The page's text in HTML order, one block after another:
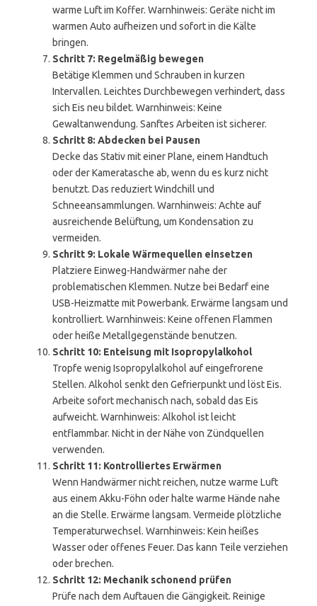
warme Luft im Koffer. Warnhinweis: Geräte nicht im
warmen Auto aufheizen und sofort in die Kälte
bringen.
Schritt 7: Regelmäßig bewegen
Betätige Klemmen und Schrauben in kurzen
Intervallen. Leichtes Durchbewegen verhindert, dass
sich Eis neu bildet. Warnhinweis: Keine
Gewaltanwendung. Sanftes Arbeiten ist sicherer.
Schritt 8: Abdecken bei Pausen
Decke das Stativ mit einer Plane, einem Handtuch
oder der Kameratasche ab, wenn du es kurz nicht
benutzt. Das reduziert Windchill und
Schneeansammlungen. Warnhinweis: Achte auf
ausreichende Belüftung, um Kondensation zu
vermeiden.
Schritt 9: Lokale Wärmequellen einsetzen
Platziere Einweg-Handwärmer nahe der
problematischen Klemmen. Nutze bei Bedarf eine
USB-Heizmatte mit Powerbank. Erwärme langsam und
kontrolliert. Warnhinweis: Keine offenen Flammen
oder heiße Metallgegenstände benutzen.
Schritt 10: Enteisung mit Isopropylalkohol
Tropfe wenig Isopropylalkohol auf eingefrorene
Stellen. Alkohol senkt den Gefrierpunkt und löst Eis.
Arbeite sofort mechanisch nach, sobald das Eis
aufweicht. Warnhinweis: Alkohol ist leicht
entflammbar. Nicht in der Nähe von Zündquellen
verwenden.
Schritt 11: Kontrolliertes Erwärmen
Wenn Handwärmer nicht reichen, nutze warme Luft
aus einem Akku-Föhn oder halte warme Hände nahe
an die Stelle. Erwärme langsam. Vermeide plötzliche
Temperaturwechsel. Warnhinweis: Kein heißes
Wasser oder offenes Feuer. Das kann Teile verziehen
oder brechen.
Schritt 12: Mechanik schonend prüfen
Prüfe nach dem Auftauen die Gängigkeit. Reinige